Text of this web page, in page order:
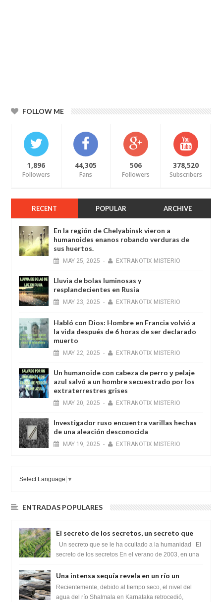
FOLLOW ME
1,896
Followers
44,305
Fans
506
Followers
378,520
Subscribers
RECENT POPULAR ARCHIVE
En la región de Chelyabinsk vieron a
humanoides enanos robando verduras de
sus huertos.
MAY 25, 2025 - EXTRANOTIX MISTERIO
Lluvia de bolas luminosas y
resplandecientes en Rusia
MAY 23, 2025 - EXTRANOTIX MISTERIO
Habló con Dios: Hombre en Francia volvió a
la vida después de 6 horas de ser declarado
muerto
MAY 22, 2025 - EXTRANOTIX MISTERIO
Un humanoide con cabeza de perro у pelaje
azul salvó a un hombre secuestrado por los
extraterrestres grises
MAY 20, 2025 - EXTRANOTIX MISTERIO
Investigador ruso encuentra varillas hechas
de una aleación desconocida
MAY 19, 2025 - EXTRANOTIX MISTERIO
Select Language ▼
ENTRADAS POPULARES
El secreto de los secretos, un secreto que
cambiaría por completo el destino de la
humanidad
Un secreto que se le ha ocultado a la humanidad El
secreto de los secretos En el verano de 2003, en una
Una intensa sequía revela en un río un
impresionante hallazgo de miles de Shiva
Lingas
Recientemente, debido al tiempo seco, el nivel del
agua del río Shalmala en Karnataka retrocedió,